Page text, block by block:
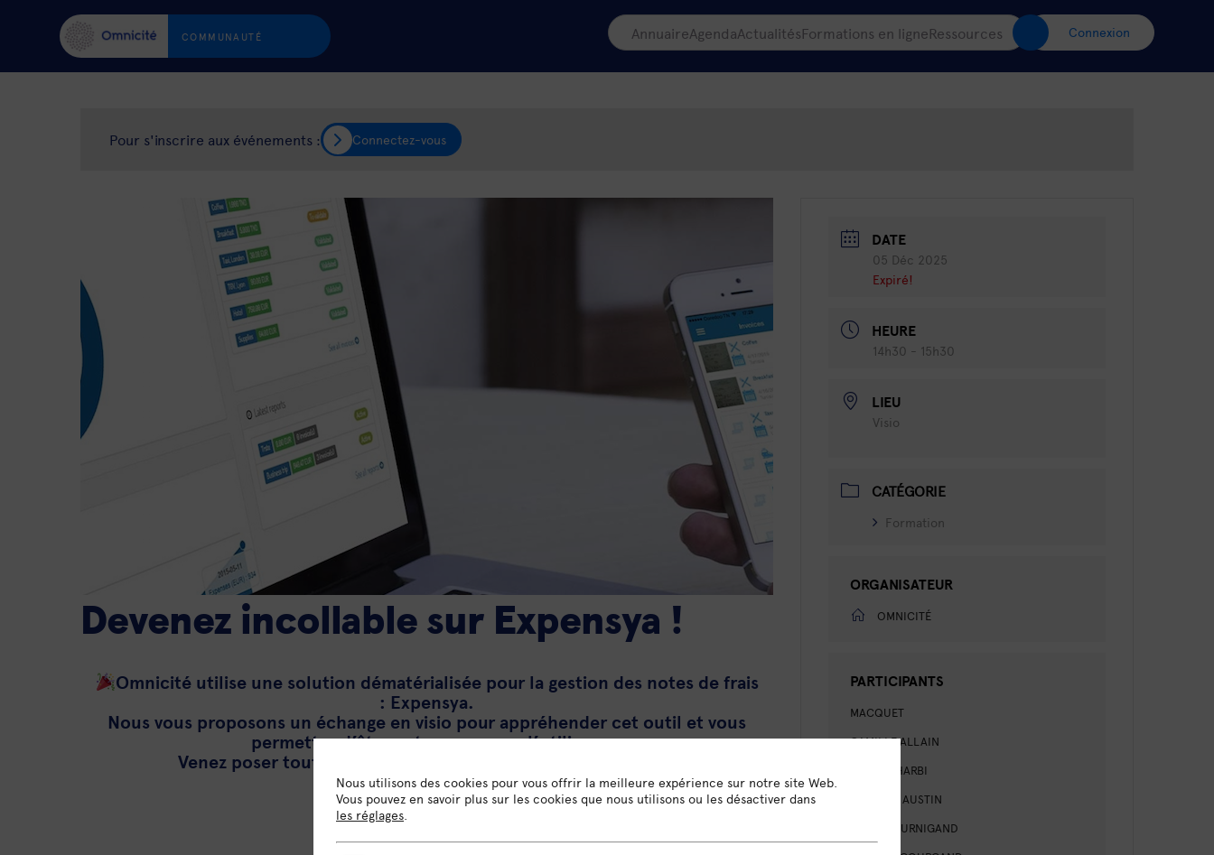
COMMUNAUTÉ AnnuaireAgendaActualitésFormations en ligneRessources Connexion
Pour s'inscrire aux événements : Connectez-vous
Devenez incollable sur Expensya !
Omnicité utilise une solution dématérialisée pour la gestion des notes de frais
: Expensya.
Nous vous proposons un échange en visio pour appréhender cet outil et vous
permettre d’être autonome pour l’utiliser.
Venez poser toutes vos questions sur la gestion de vos frais !
DATE
05 Déc 2025
Expiré!
HEURE
14h30 - 15h30
LIEU
Visio
CATÉGORIE
Formation
ORGANISATEUR
OMNICITÉ
PARTICIPANTS
MACQUET
CAMILLE ALLAIN
AMIRA GHARBI
LAURENT AUSTIN
MARIE TOURNIGAND
Nous utilisons des cookies pour vous offrir la meilleure expérience sur notre site Web.
Vous pouvez en savoir plus sur les cookies que nous utilisons ou les désactiver dans
les réglages